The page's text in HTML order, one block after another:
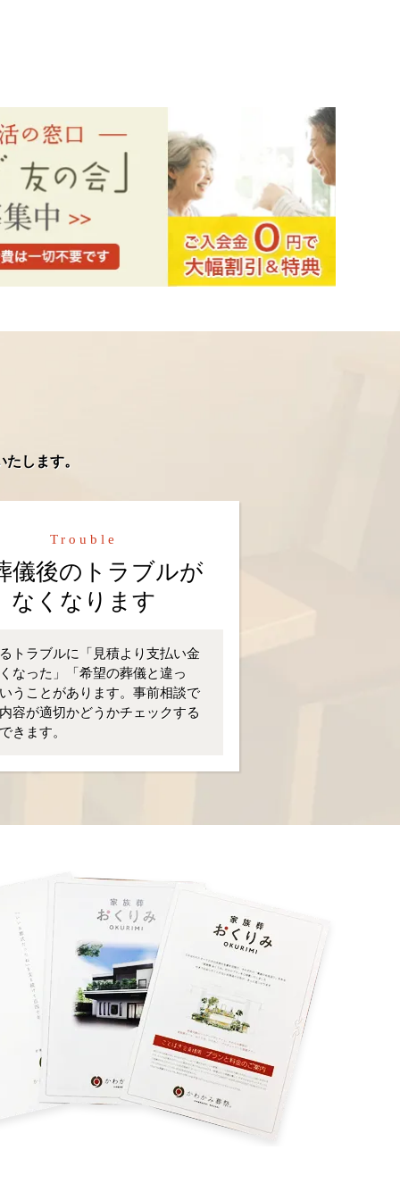
します。
Trouble
儀後のトラブルが
なくなります
トラブルに「見積より支払い金
なった」「希望の葬儀と違っ
うことがあります。事前相談で
容が適切かどうかチェックする
きます。